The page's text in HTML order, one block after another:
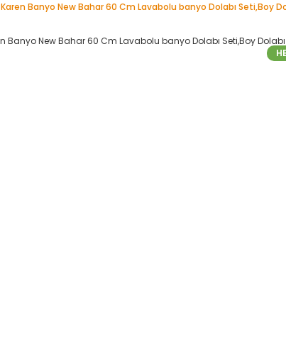
Karen Banyo New Bahar 60 Cm Lavabolu banyo Dolabı Seti,Boy